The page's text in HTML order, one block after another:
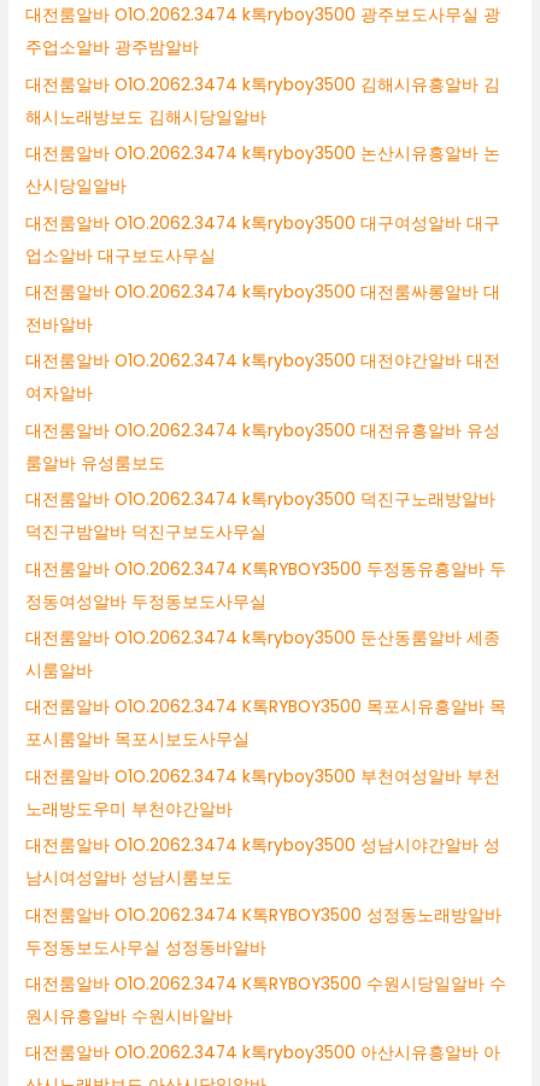
대전룸알바 O1O.2062.3474 k톡ryboy3500 광주보도사무실 광
주업소알바 광주밤알바
대전룸알바 O1O.2062.3474 k톡ryboy3500 김해시유흥알바 김
해시노래방보도 김해시당일알바
대전룸알바 O1O.2062.3474 k톡ryboy3500 논산시유흥알바 논
산시당일알바
대전룸알바 O1O.2062.3474 k톡ryboy3500 대구여성알바 대구
업소알바 대구보도사무실
대전룸알바 O1O.2062.3474 k톡ryboy3500 대전룸싸롱알바 대
전바알바
대전룸알바 O1O.2062.3474 k톡ryboy3500 대전야간알바 대전
여자알바
대전룸알바 O1O.2062.3474 k톡ryboy3500 대전유흥알바 유성
룸알바 유성룸보도
대전룸알바 O1O.2062.3474 k톡ryboy3500 덕진구노래방알바
덕진구밤알바 덕진구보도사무실
대전룸알바 O1O.2062.3474 K톡RYBOY3500 두정동유흥알바 두
정동여성알바 두정동보도사무실
대전룸알바 O1O.2062.3474 k톡ryboy3500 둔산동룸알바 세종
시룸알바
대전룸알바 O1O.2062.3474 K톡RYBOY3500 목포시유흥알바 목
포시룸알바 목포시보도사무실
대전룸알바 O1O.2062.3474 k톡ryboy3500 부천여성알바 부천
노래방도우미 부천야간알바
대전룸알바 O1O.2062.3474 k톡ryboy3500 성남시야간알바 성
남시여성알바 성남시룸보도
대전룸알바 O1O.2062.3474 K톡RYBOY3500 성정동노래방알바
두정동보도사무실 성정동바알바
대전룸알바 O1O.2062.3474 K톡RYBOY3500 수원시당일알바 수
원시유흥알바 수원시바알바
대전룸알바 O1O.2062.3474 k톡ryboy3500 아산시유흥알바 아